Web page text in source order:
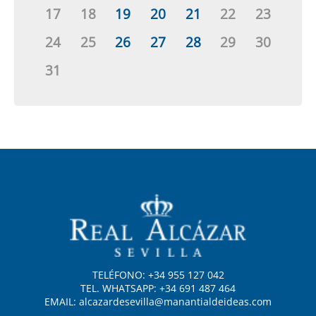
17
18 19 20 21 22
23
24
25 26 27 28 29
30
31
TELÉFONO: +34 955 127 042
TEL. WHATSAPP: +34 691 487 464
EMAIL: alcazardesevilla@manantialdeideas.com